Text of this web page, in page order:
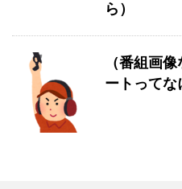
ら）
（番組画
ートって